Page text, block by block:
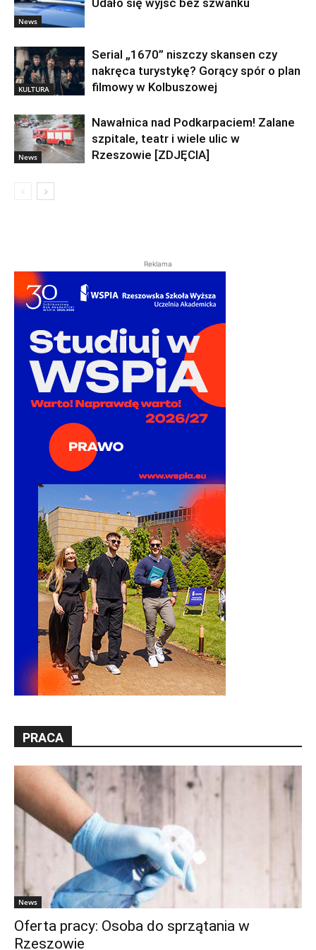
News
Udało się wyjść bez szwanku
KULTURA
Serial „1670” niszczy skansen czy
nakręca turystykę? Gorący spór o plan
filmowy w Kolbuszowej
News
Nawałnica nad Podkarpaciem! Zalane
szpitale, teatr i wiele ulic w
Rzeszowie [ZDJĘCIA]
Reklama
PRACA
News
Oferta pracy: Osoba do sprzątania w
Rzeszowie